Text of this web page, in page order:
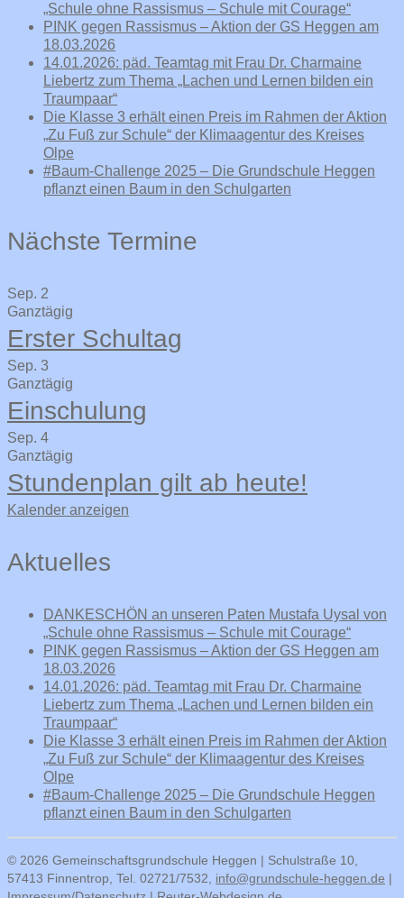
„Schule ohne Rassismus – Schule mit Courage“
PINK gegen Rassismus – Aktion der GS Heggen am
18.03.2026
14.01.2026: päd. Teamtag mit Frau Dr. Charmaine
Liebertz zum Thema „Lachen und Lernen bilden ein
Traumpaar“
Die Klasse 3 erhält einen Preis im Rahmen der Aktion
„Zu Fuß zur Schule“ der Klimaagentur des Kreises
Olpe
#Baum-Challenge 2025 – Die Grundschule Heggen
pflanzt einen Baum in den Schulgarten
Nächste Termine
Sep. 2
Ganztägig
Erster Schultag
Sep. 3
Ganztägig
Einschulung
Sep. 4
Ganztägig
Stundenplan gilt ab heute!
Kalender anzeigen
Aktuelles
DANKESCHÖN an unseren Paten Mustafa Uysal von
„Schule ohne Rassismus – Schule mit Courage“
PINK gegen Rassismus – Aktion der GS Heggen am
18.03.2026
14.01.2026: päd. Teamtag mit Frau Dr. Charmaine
Liebertz zum Thema „Lachen und Lernen bilden ein
Traumpaar“
Die Klasse 3 erhält einen Preis im Rahmen der Aktion
„Zu Fuß zur Schule“ der Klimaagentur des Kreises
Olpe
#Baum-Challenge 2025 – Die Grundschule Heggen
pflanzt einen Baum in den Schulgarten
© 2026 Gemeinschaftsgrundschule Heggen | Schulstraße 10,
57413 Finnentrop, Tel. 02721/7532, info@grundschule-heggen.de |